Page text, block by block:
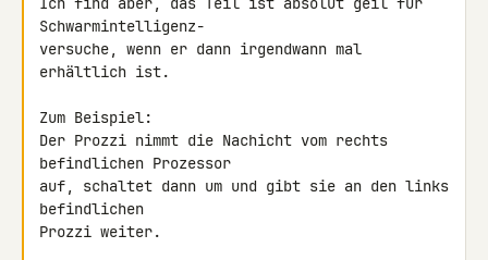
Schwarmintelligenz-
versuche, wenn er dann irgendwann mal
erhältlich ist.
Zum Beispiel:
Der Prozzi nimmt die Nachicht vom rechts
befindlichen Prozessor
auf, schaltet dann um und gibt sie an den links
befindlichen
Prozzi weiter.